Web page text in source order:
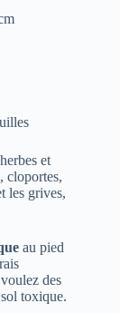
et
cloportes,
les grives,
au pied
des
toxique.